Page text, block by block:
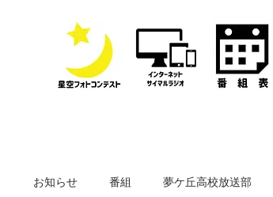
お知らせ 番組 夢ケ丘高校放送部